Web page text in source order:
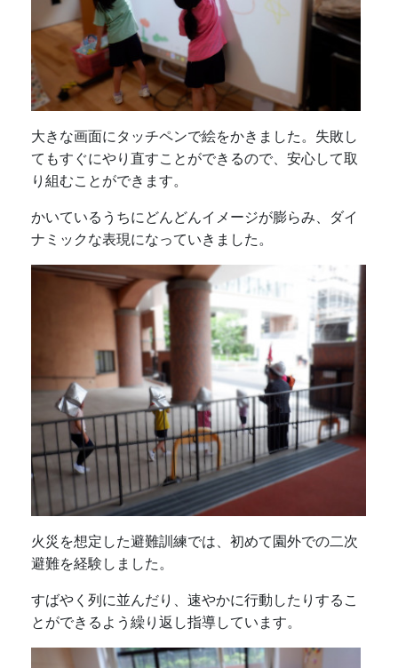
大きな画面にタッチペンで絵をかきました。失敗し
てもすぐにやり直すことができるので、安心して取
り組むことができます。
かいているうちにどんどんイメージが膨らみ、ダイ
ナミックな表現になっていきました。
火災を想定した避難訓練では、初めて園外での二次
避難を経験しました。
すばやく列に並んだり、速やかに行動したりするこ
とができるよう繰り返し指導しています。